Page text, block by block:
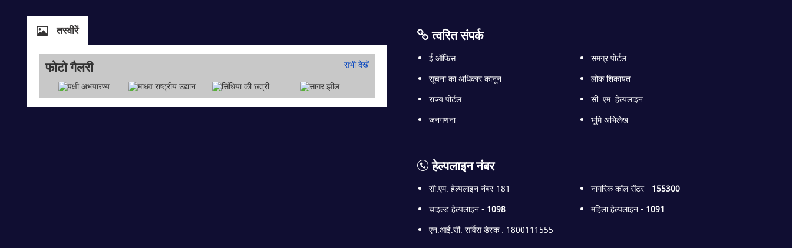
तस्वीरें
फोटो गैलरी सभी देखें
त्वरित संपर्क
ई ऑफिस
समग्र पोर्टल
सूचना का अधिकार कानून
लोक शिकायत
राज्य पोर्टल
सी. एम. हेल्पलाइन
जनगणना
भूमि अभिलेख
हेल्पलाइन नंबर
सी.एम. हेल्पलाइन नंबर-181 नागरिक कॉल सेंटर - 155300
चाइल्ड हेल्पलाइन - 1098 महिला हेल्पलाइन - 1091
एन.आई.सी. सर्विस डेस्क : 1800111555